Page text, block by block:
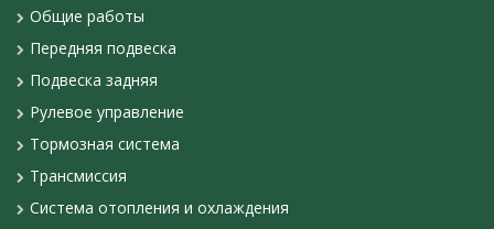
Общие работы
Передняя подвеска
Подвеска задняя
Рулевое управление
Тормозная система
Трансмиссия
Система отопления и охлаждения